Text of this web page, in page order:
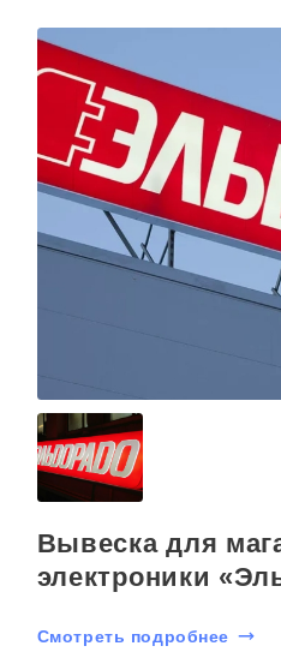
Вывеска для
электроники
Смотреть подробнее